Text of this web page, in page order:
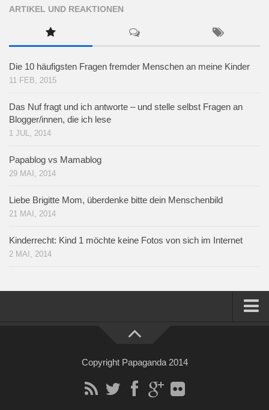
ARTIKEL UND REAKTIONEN
Die 10 häufigsten Fragen fremder Menschen an meine Kinder
11 FEB, 2015
Das Nuf fragt und ich antworte – und stelle selbst Fragen an
Blogger/innen, die ich lese
1 JUL, 2014
Papablog vs Mamablog
29 MAI, 2014
Liebe Brigitte Mom, überdenke bitte dein Menschenbild
21 MAI, 2014
Kinderrecht: Kind 1 möchte keine Fotos von sich im Internet
2 MAI, 2014
Copyright Papaganda 2014